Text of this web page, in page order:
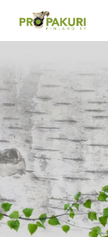
Siirry
Pro Pakuri Finland ry